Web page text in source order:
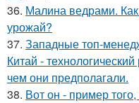
36. Малина ведрами. Как
урожай?
37. Западные топ-
Китай -
чем они предполагали.
38. Вот он - пример